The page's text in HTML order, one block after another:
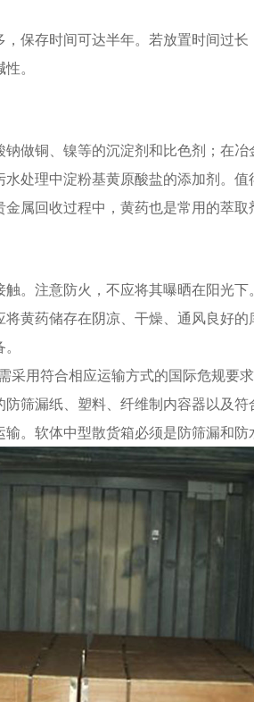
保存时间可达半年。若放置时间过
。
做铜、镍等的沉淀剂和比色剂；在
处理中淀粉基黄原酸盐的添加剂。
属回收过程中，黄药也是常用的萃取
。注意防火，不应将其曝晒在阳光
黄药储存在阴凉、干燥、通风良好
用符合相应运输方式的国际危规要
筛漏纸、塑料、纤维制内容器以及
。软体中型散货箱必须是防筛漏和防